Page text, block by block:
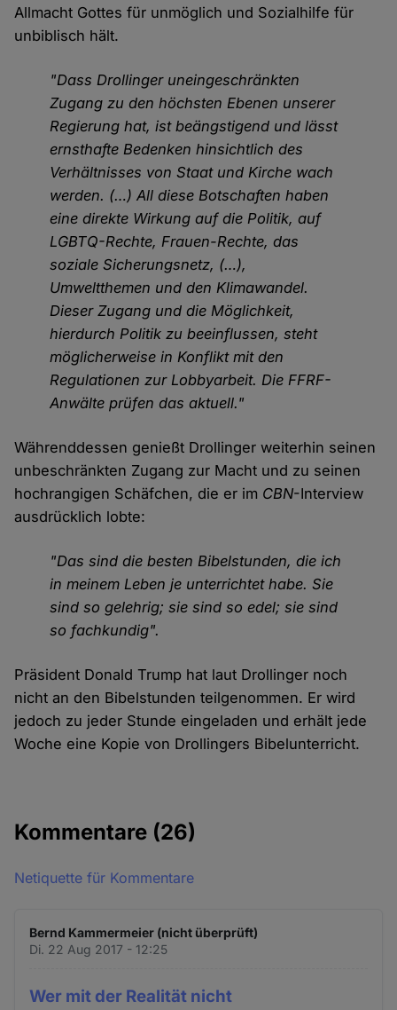
Allmacht Gottes für unmöglich und Sozialhilfe für
unbiblisch hält.
"Dass Drollinger uneingeschränkten
Zugang zu den höchsten Ebenen unserer
Regierung hat, ist beängstigend und lässt
ernsthafte Bedenken hinsichtlich des
Verhältnisses von Staat und Kirche wach
werden. (…) All diese Botschaften haben
eine direkte Wirkung auf die Politik, auf
LGBTQ-Rechte, Frauen-Rechte, das
soziale Sicherungsnetz, (…),
Umweltthemen und den Klimawandel.
Dieser Zugang und die Möglichkeit,
hierdurch Politik zu beeinflussen, steht
möglicherweise in Konflikt mit den
Regulationen zur Lobbyarbeit. Die FFRF-
Anwälte prüfen das aktuell."
Währenddessen genießt Drollinger weiterhin seinen
unbeschränkten Zugang zur Macht und zu seinen
hochrangigen Schäfchen, die er im CBN-Interview
ausdrücklich lobte:
"Das sind die besten Bibelstunden, die ich
in meinem Leben je unterrichtet habe. Sie
sind so gelehrig; sie sind so edel; sie sind
so fachkundig".
Präsident Donald Trump hat laut Drollinger noch
nicht an den Bibelstunden teilgenommen. Er wird
jedoch zu jeder Stunde eingeladen und erhält jede
Woche eine Kopie von Drollingers Bibelunterricht.
Kommentare (26)
Netiquette für Kommentare
Bernd Kammermeier (nicht überprüft)
Di. 22 Aug 2017 - 12:25
Wer mit der Realität nicht